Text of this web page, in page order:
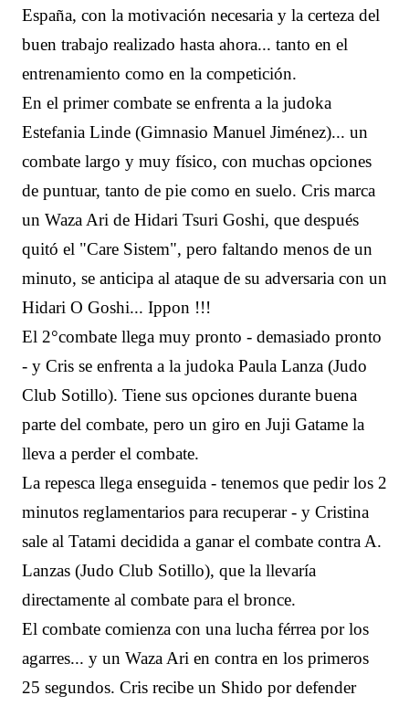
España, con la motivación necesaria y la certeza del
buen trabajo realizado hasta ahora... tanto en el
entrenamiento como en la competición.
En el primer combate se enfrenta a la judoka
Estefania Linde (Gimnasio Manuel Jiménez)... un
combate largo y muy físico, con muchas opciones
de puntuar, tanto de pie como en suelo. Cris marca
un Waza Ari de Hidari Tsuri Goshi, que después
quitó el "Care Sistem", pero faltando menos de un
minuto, se anticipa al ataque de su adversaria con un
Hidari O Goshi... Ippon !!!
El 2°combate llega muy pronto - demasiado pronto
- y Cris se enfrenta a la judoka Paula Lanza (Judo
Club Sotillo). Tiene sus opciones durante buena
parte del combate, pero un giro en Juji Gatame la
lleva a perder el combate.
La repesca llega enseguida - tenemos que pedir los 2
minutos reglamentarios para recuperar - y Cristina
sale al Tatami decidida a ganar el combate contra A.
Lanzas (Judo Club Sotillo), que la llevaría
directamente al combate para el bronce.
El combate comienza con una lucha férrea por los
agarres... y un Waza Ari en contra en los primeros
25 segundos. Cris recibe un Shido por defender